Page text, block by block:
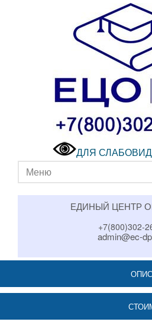
ДЛЯ
Меню
ЕДИНЫЙ ЦЕНТР
+7(800)302-
admin@ec-